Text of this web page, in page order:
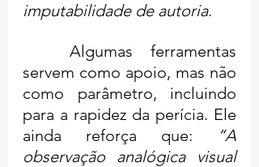
imputabilidade de autoria.
servem como apoio, mas não
como parâmetro, incluindo
para a rapidez da perícia. Ele
ainda reforça que:
“A
observação analógica visual